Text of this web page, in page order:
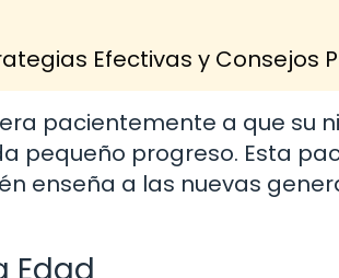
Efectivas y Consejos
pacientemente a que su
pequeño progreso. Esta
enseña a las nuevas
Edad